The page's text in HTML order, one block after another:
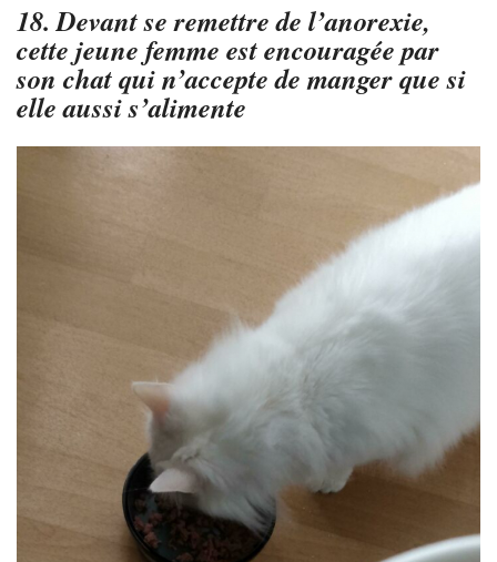
18. Devant se remettre de l’anorexie,
cette jeune femme est encouragée par
son chat qui n’accepte de manger que si
elle aussi s’alimente